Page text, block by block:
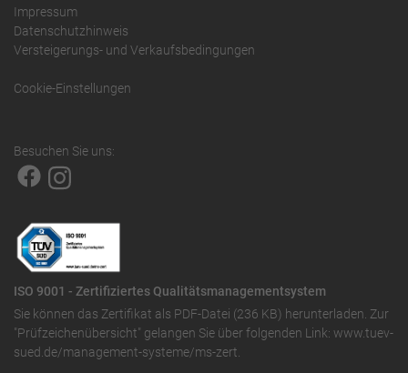
Impressum
Datenschutzhinweis
Versteigerungs- und Verkaufsbedingungen
Cookie-Einstellungen
Besuchen Sie uns:
ISO 9001 - Zertifiziertes Qualitätsmanagementsystem
Sie können das Zertifikat als PDF-Datei (236 KB) herunterladen. Zur
"Prüfzeichenübersicht" gelangen Sie über folgenden Link: www.tuev-
sued.de/management-systeme/ms-zert